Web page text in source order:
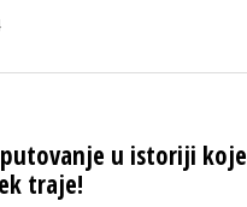
u istoriji koje
traje!